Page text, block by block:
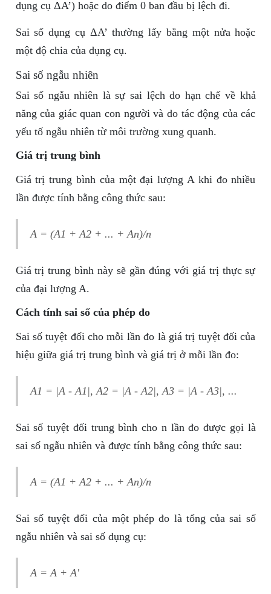
dụng cụ ΔA’) hoặc do điểm 0 ban đầu bị lệch đi.
Sai số dụng cụ ΔA’ thường lấy bằng một nửa hoặc
một độ chia của dụng cụ.
Sai số ngẫu nhiên
Sai số ngẫu nhiên là sự sai lệch do hạn chế về khả
năng của giác quan con người và do tác động của các
yếu tố ngẫu nhiên từ môi trường xung quanh.
Giá trị trung bình
Giá trị trung bình của một đại lượng A khi đo nhiều
lần được tính bằng công thức sau:
A = (A1 + A2 + ... + An)/n
Giá trị trung bình này sẽ gần đúng với giá trị thực sự
của đại lượng A.
Cách tính sai số của phép đo
Sai số tuyệt đối cho mỗi lần đo là giá trị tuyệt đối của
hiệu giữa giá trị trung bình và giá trị ở mỗi lần đo:
A1 = |A - A1|, A2 = |A - A2|, A3 = |A - A3|, ...
Sai số tuyệt đối trung bình cho n lần đo được gọi là
sai số ngẫu nhiên và được tính bằng công thức sau:
A = (A1 + A2 + ... + An)/n
Sai số tuyệt đối của một phép đo là tổng của sai số
ngẫu nhiên và sai số dụng cụ:
A = A + A'